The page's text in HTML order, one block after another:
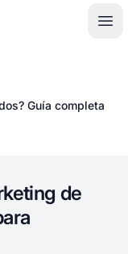
Guía completa
de